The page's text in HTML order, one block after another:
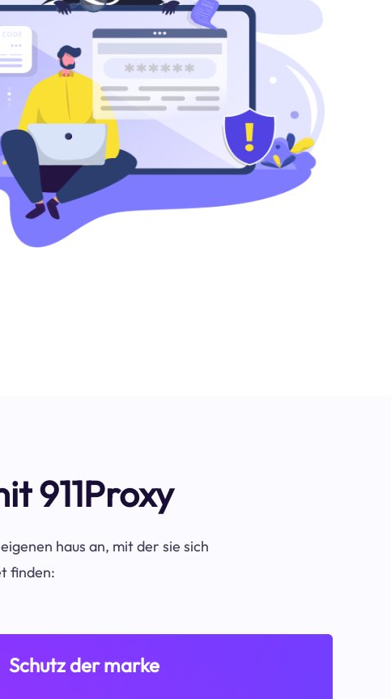
911Proxy
haus an, mit der sie sich
finden:
Schutz der marke